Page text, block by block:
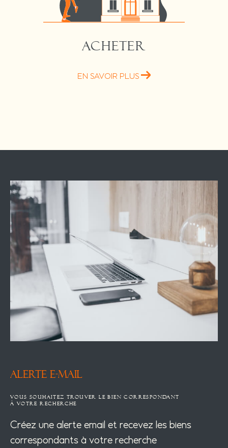
ACHETER
EN SAVOIR PLUS
ALERTE E-MAIL
VOUS SOUHAITEZ TROUVER LE BIEN CORRESPONDANT
À VOTRE RECHERCHE
Créez une alerte email et recevez les biens
correspondants à votre recherche